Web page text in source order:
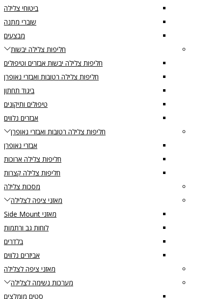
ביטוחי צלילה
שוברי מתנה
מבצעים
חליפות צלילה יבשות
חליפות צלילה יבשות אבזרים וטיפולים
חליפות צלילה רטובות ואבזרי נאופרן
ביגוד תחתון
טיפולים ותיקונים
אבזרים נלווים
חליפות צלילה רטובות ואבזרי נאופרן
אבזרי נאופרן
חליפות צלילה ארוכות
חליפות צלילה קצרות
מסכות צלילה
מאזני ציפה לצלילה
מאזני Side Mount
לוחות גב ורתמות
בלדרים
אביזרים נלווים
מאזני ציפה לצלילה
מערכות נשימה לצלילה
סטים מומלצים